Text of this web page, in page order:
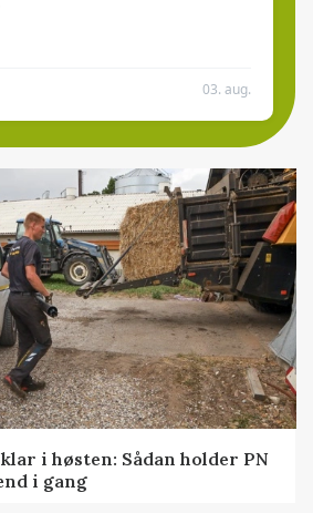
03. aug.
i høsten: Sådan holder PN
i gang